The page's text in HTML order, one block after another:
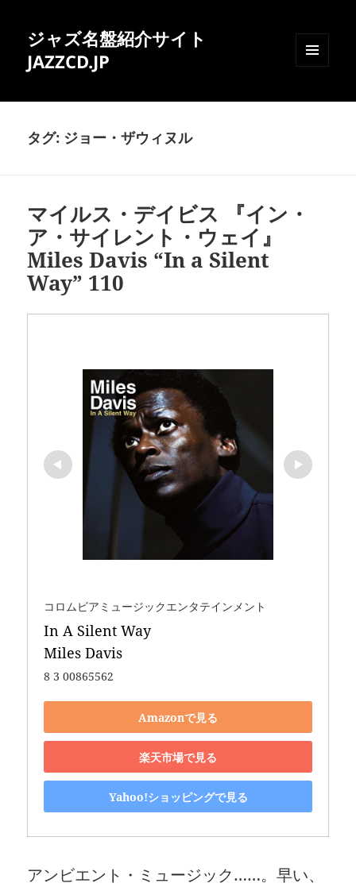
ジャズ名盤紹介サイト
JAZZCD.JP
ィジェ
タグ: ジョー・ザウィヌル
マイルス・デイビス 『イン・
ア・サイレント・ウェイ』
Miles Davis “In a Silent
Way” 110
コロムビアミュージックエンタテインメント
In A Silent Way
Miles Davis
8 3 00865562
Amazonで見る
楽天市場で見る
Yahoo!ショッピングで見る
アンビエント・ミュージック……。早い、